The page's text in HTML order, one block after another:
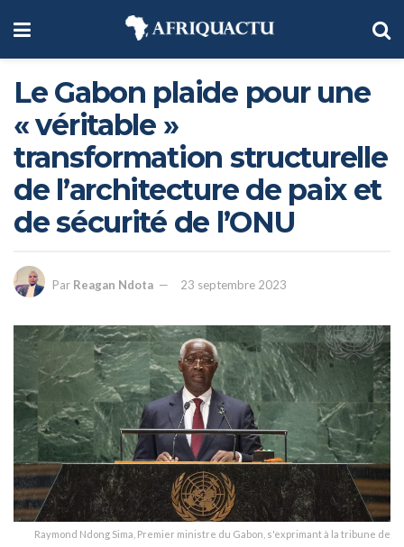
Le Gabon plaide pour une
« véritable »
transformation structurelle
de l’architecture de paix et
de sécurité de l’ONU
Par Reagan Ndota 23 septembre 2023
Raymond Ndong Sima, Premier ministre du Gabon, s'exprimant à la tribune de